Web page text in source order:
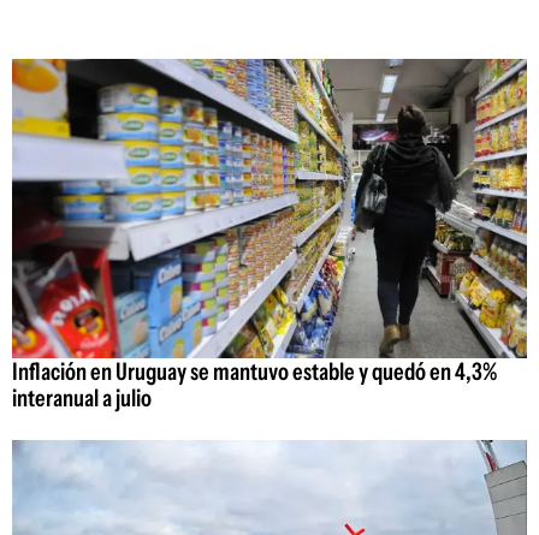
Inflación en Uruguay se mantuvo estable y quedó en 4,3%
interanual a julio